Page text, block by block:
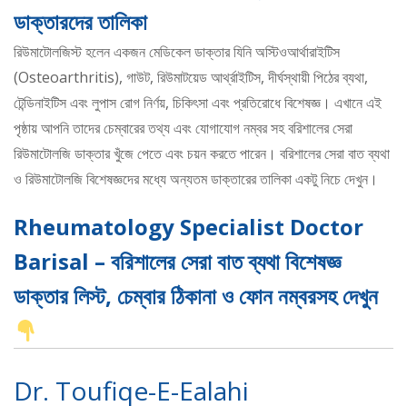
ডাক্তারদের তালিকা
রিউমাটোলজিস্ট হলেন একজন মেডিকেল ডাক্তার যিনি অস্টিওআর্থারাইটিস
(Osteoarthritis), গাউট, রিউমাটয়েড আর্থ্রাইটিস, দীর্ঘস্থায়ী পিঠের ব্যথা,
টেন্ডিনাইটিস এবং লুপাস রোগ নির্ণয়, চিকিৎসা এবং প্রতিরোধে বিশেষজ্ঞ। এখানে এই
পৃষ্ঠায় আপনি তাদের চেম্বারের তথ্য এবং যোগাযোগ নম্বর সহ বরিশালের সেরা
রিউমাটোলজি ডাক্তার খুঁজে পেতে এবং চয়ন করতে পারেন। বরিশালের সেরা বাত ব্যথা
ও রিউমাটোলজি বিশেষজ্ঞদের মধ্যে অন্যতম ডাক্তারের তালিকা একটু নিচে দেখুন।
Rheumatology Specialist Doctor
Barisal – বরিশালের সেরা বাত ব্যথা বিশেষজ্ঞ
ডাক্তার লিস্ট, চেম্বার ঠিকানা ও ফোন নম্বরসহ দেখুন
Dr. Toufiqe-E-Ealahi